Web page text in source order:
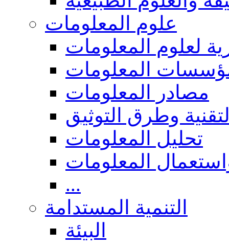
علوم المعلومات
لعلوم المعلومات
المعلومات
مصادر المعلومات
وطرق التوثيق
تحليل المعلومات
المعلومات
...
التنمية المستدامة
البيئة